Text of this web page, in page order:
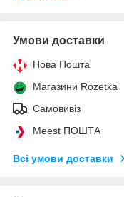
Умови доставки
Нова Пошта
Магазини Rozetka
Самовивіз
Meest ПОШТА
Всі умови доставки